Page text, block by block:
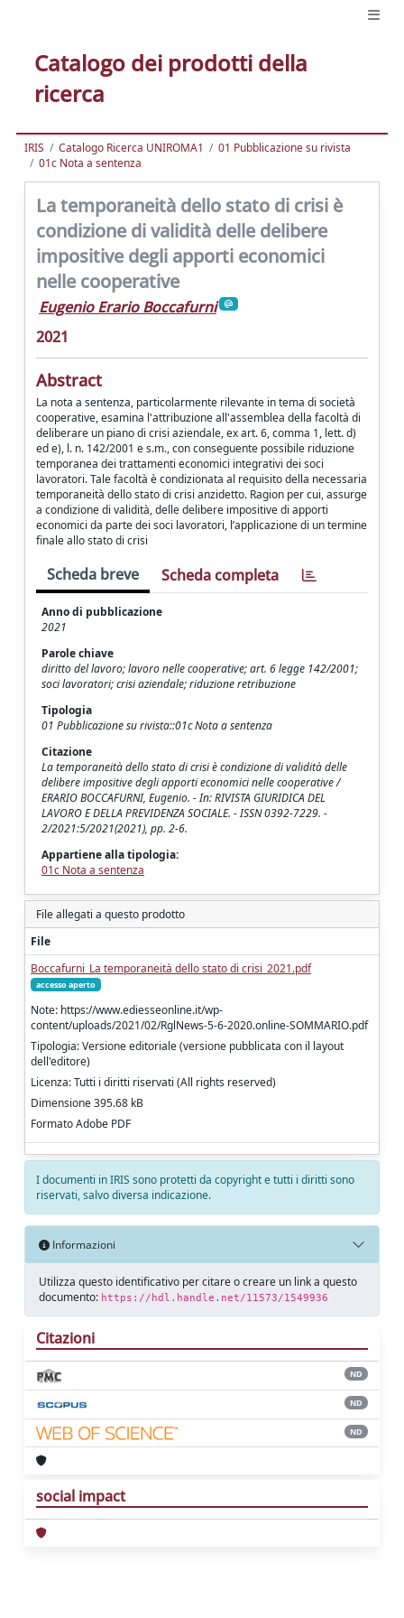
Catalogo dei prodotti della
ricerca
IRIS Catalogo Ricerca UNIROMA1
01 Pubblicazione su rivista
01c Nota a sentenza
La temporaneità dello stato di crisi è
condizione di validità delle delibere
impositive degli apporti economici
nelle cooperative
Eugenio Erario Boccafurni
2021
Abstract
La nota a sentenza, particolarmente rilevante in tema di società
cooperative, esamina l'attribuzione all'assemblea della facoltà di
deliberare un piano di crisi aziendale, ex art. 6, comma 1, lett. d)
ed e), l. n. 142/2001 e s.m., con conseguente possibile riduzione
temporanea dei trattamenti economici integrativi dei soci
lavoratori. Tale facoltà è condizionata al requisito della necessaria
temporaneità dello stato di crisi anzidetto. Ragion per cui, assurge
a condizione di validità, delle delibere impositive di apporti
economici da parte dei soci lavoratori, l’applicazione di un termine
finale allo stato di crisi
Scheda breve Scheda completa
Anno di pubblicazione
2021
Parole chiave
diritto del lavoro; lavoro nelle cooperative; art. 6 legge 142/2001;
soci lavoratori; crisi aziendale; riduzione retribuzione
Tipologia
01 Pubblicazione su rivista::01c Nota a sentenza
Citazione
La temporaneità dello stato di crisi è condizione di validità delle
delibere impositive degli apporti economici nelle cooperative /
ERARIO BOCCAFURNI, Eugenio. - In: RIVISTA GIURIDICA DEL
LAVORO E DELLA PREVIDENZA SOCIALE. - ISSN 0392-7229. -
2/2021:5/2021(2021), pp. 2-6.
Appartiene alla tipologia:
01c Nota a sentenza
File allegati a questo prodotto
File
Boccafurni_La temporaneità dello stato di crisi_2021.pdf
accesso aperto
Note: https://www.ediesseonline.it/wp-
content/uploads/2021/02/RglNews-5-6-2020.online-SOMMARIO.pdf
Tipologia: Versione editoriale (versione pubblicata con il layout
dell'editore)
Licenza: Tutti i diritti riservati (All rights reserved)
Dimensione 395.68 kB
Formato Adobe PDF
I documenti in IRIS sono protetti da copyright e tutti i diritti sono
riservati, salvo diversa indicazione.
Informazioni
Utilizza questo identificativo per citare o creare un link a questo
documento: https://hdl.handle.net/11573/1549936
Citazioni
ND
ND
ND
social impact